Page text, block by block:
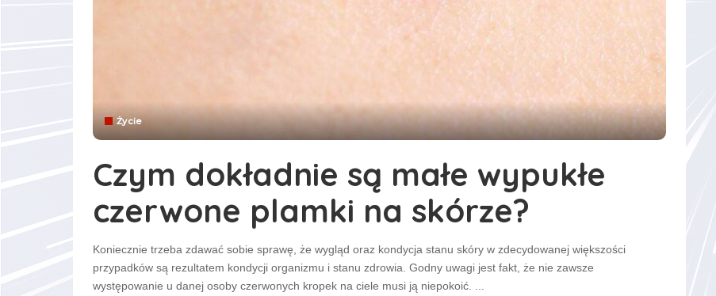
Życie
Czym dokładnie są małe wypukłe
czerwone plamki na skórze?
Koniecznie trzeba zdawać sobie sprawę, że wygląd oraz kondycja stanu skóry w zdecydowanej większości
przypadków są rezultatem kondycji organizmu i stanu zdrowia. Godny uwagi jest fakt, że nie zawsze
występowanie u danej osoby czerwonych kropek na ciele musi ją niepokoić.